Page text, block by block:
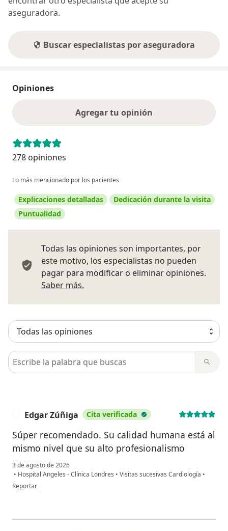
aseguradora.
Buscar especialistas por aseguradora
Opiniones
Agregar tu opinión
278 opiniones
Lo más mencionado por los pacientes
Explicaciones detalladas
Dedicación durante la visita
Puntualidad
Todas las opiniones son importantes, por
este motivo, los especialistas no pueden
pagar para modificar o eliminar opiniones.
Saber más.
Busca en opiniones
Edgar Zúñiga Cita verificada
Súper recomendado. Su calidad humana está al
mismo nivel que su alto profesionalismo
3 de agosto de 2026
• Hospital Angeles - Clínica Londres • Visitas sucesivas Cardiología •
en opinión del usuario Edgar Zúñiga
Reportar